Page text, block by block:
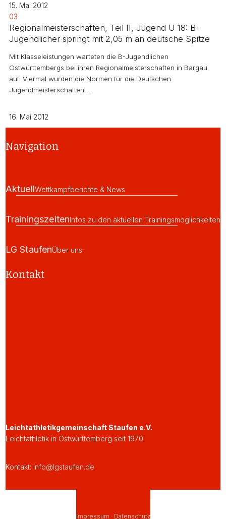
15. Mai 2012
03
Regionalmeisterschaften, Teil II, Jugend U 18: B-
Jugendlicher springt mit 2,05 m an deutsche Spitze
Mit Klasseleistungen warteten die B-Jugendlichen
Ostwürttembergs bei ihren Regionalmeisterschaften in Bargau
auf. Viermal wurden die Normen für die Deutschen
Jugendmeisterschaften…
16. Mai 2012
Navigation
AktuellWettkampfberichte & News
TrainingszeitenInfos zu den aktuellen Trainingsmöglichkeiten
LG StaufenÜber uns
Kontakt
Leichtathletikgemeinschaft Staufen e.V.
Leichtathletik in Ostwürttemberg seit 1970.
Kontakt: info@lgstaufen.de
Impressum · Datenschutz